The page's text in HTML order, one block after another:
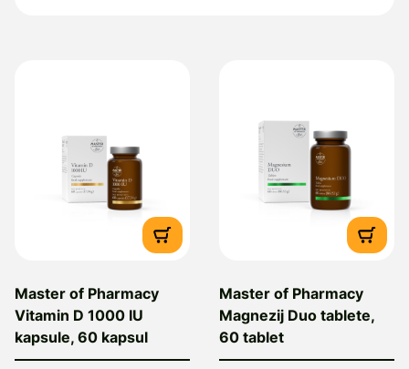
Master of Pharmacy
Vitamin D 1000 IU
kapsule, 60 kapsul
Master of Pharmacy
Magnezij Duo tablete,
60 tablet